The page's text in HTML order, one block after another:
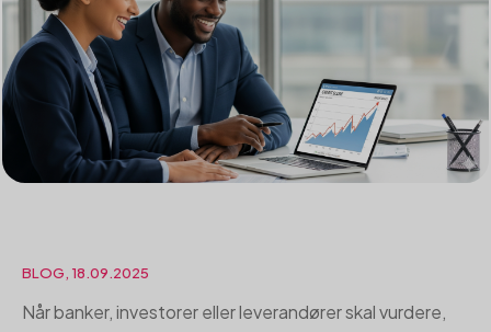
BLOG, 18.09.2025
Når banker, investorer eller leverandører skal vurdere,